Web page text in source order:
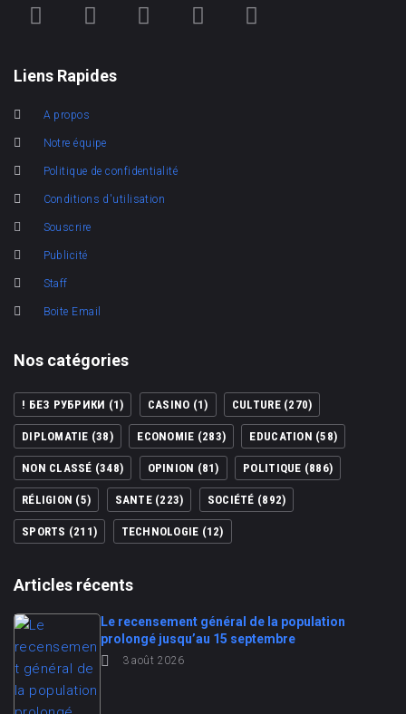
Liens Rapides
A propos
Notre équipe
Politique de confidentialité
Conditions d'utilisation
Souscrire
Publicité
Staff
Boite Email
Nos catégories
! БЕЗ РУБРИКИ (1) CASINO (1) CULTURE(270)
DIPLOMATIE (38) ECONOMIE (283) EDUCATION (58)
NON CLASSÉ (348) OPINION (81) POLITIQUE (886)
RÉLIGION (5) SANTE(223) SOCIÉTÉ (892)
SPORTS (211) TECHNOLOGIE (12)
Articles récents
Le recensement général de la population
prolongé jusqu’au 15 septembre
3 août 2026